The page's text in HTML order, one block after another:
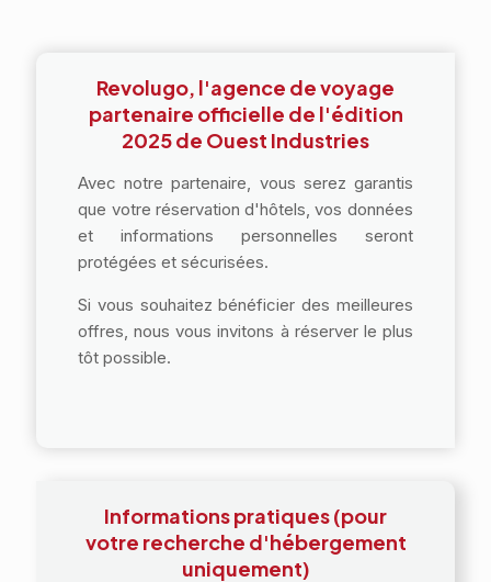
Revolugo, l'agence de voyage
partenaire officielle de l'édition
2025 de Ouest Industries
Avec notre partenaire, vous serez garantis
que votre réservation d'hôtels, vos données
et informations personnelles seront
protégées et sécurisées.
Si vous souhaitez bénéficier des meilleures
offres, nous vous invitons à réserver le plus
tôt possible.
Informations pratiques (pour
votre recherche d'hébergement
uniquement)